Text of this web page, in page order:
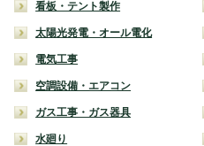
看板・テント製作
太陽光発電・オール電化
電気工事
空調設備・エアコン
ガス工事・ガス器具
水廻り